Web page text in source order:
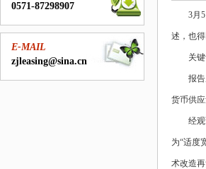
0571-87298907
E-MAIL
zjleasing@sina.cn
3月
述，也
关
报
货币供
经
为“适度
术改造